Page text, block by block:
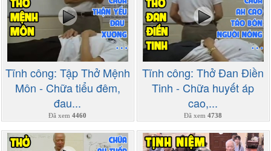
Tĩnh công: Tập Thở Mệnh
Môn - Chữa tiểu đêm,
đau...
Đã xem4460
Tĩnh công: Thở Đan Điền
Tinh - Chữa huyết áp
cao,...
Đã xem4738